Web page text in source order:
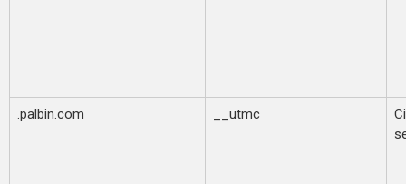
.palbin.com __utmc